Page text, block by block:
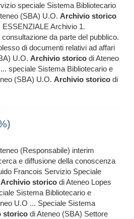
speciale Sistema Bibliotecario
(SBA) U.O. Archivio storico
Archivio 1.
da parte del pubblico.
di documenti relativi ad affari
U.O. Archivio storico di Ateneo
speciale Sistema Bibliotecario e
(SBA) U.O. Archivio storico di
(Responsabile) interim
e diffusione della conoscenza
Francois Servizio Speciale
Archivio storico di Ateneo Lopes
Sistema Bibliotecario e
U.O ... Speciale Sistema
storico di Ateneo (SBA) Settore